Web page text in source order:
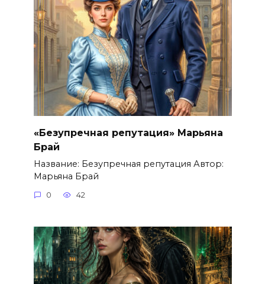
«Безупречная репутация» Марьяна
Брай
Название: Безупречная репутация Автор:
Марьяна Брай
0 42